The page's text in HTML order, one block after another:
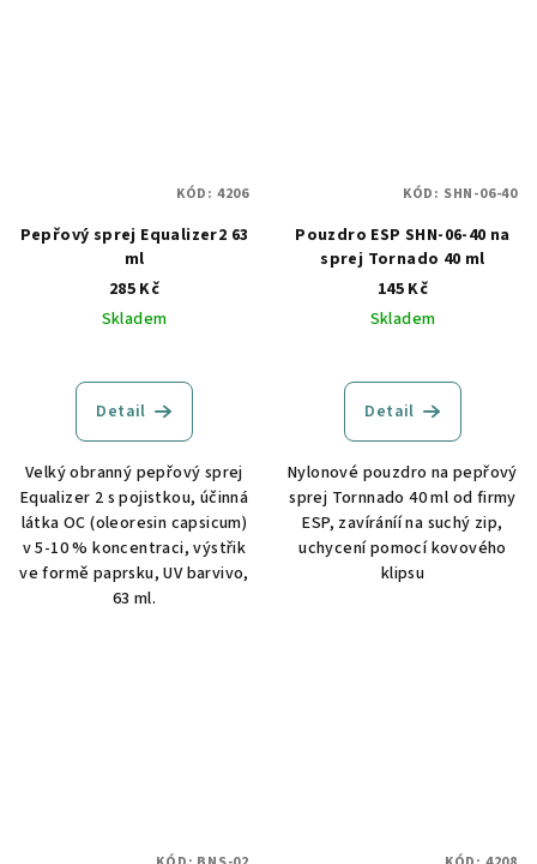
Pepřový sprej Equalizer2 63
ml
285 Kč
Skladem
Detail
Velký obranný pepřový sprej
Equalizer 2 s pojistkou, účinná
látka OC (oleoresin capsicum)
v 5-10 % koncentraci, výstřik
ve formě paprsku, UV barvivo,
63 ml.
KÓD: 4206
Pouzdro ESP SHN-06-40 na
sprej Tornado 40 ml
145 Kč
Skladem
Detail
Nylonové pouzdro na pepřový
sprej Tornnado 40 ml od firmy
ESP, zavíráníí na suchý zip,
uchycení pomocí kovového
klipsu
KÓD: SHN-06-40